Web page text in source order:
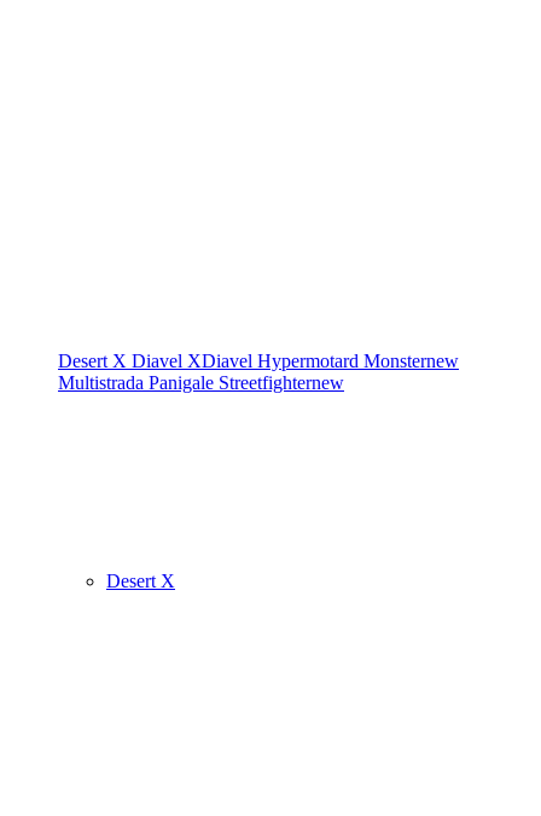
Desert X Diavel XDiavel Hypermotard Monsternew
Multistrada Panigale Streetfighternew
Desert X